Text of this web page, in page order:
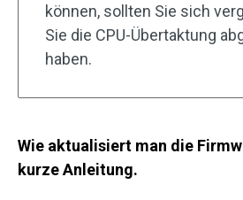
können, sollten Sie sich
Sie die CPU-Übertaktung
haben.
Wie aktualisiert man die
kurze Anleitung.